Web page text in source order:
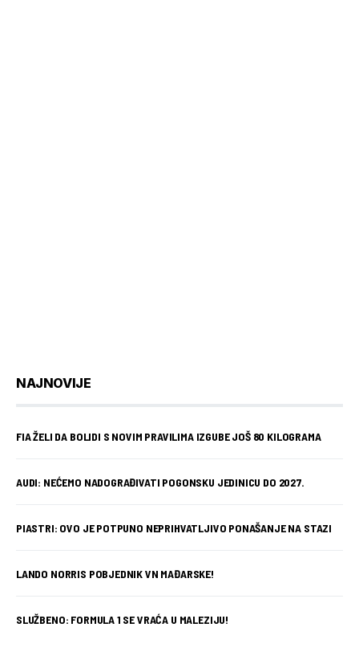
NAJNOVIJE
FIA ŽELI DA BOLIDI S NOVIM PRAVILIMA IZGUBE JOŠ 80 KILOGRAMA
AUDI: NEĆEMO NADOGRAĐIVATI POGONSKU JEDINICU DO 2027.
PIASTRI: OVO JE POTPUNO NEPRIHVATLJIVO PONAŠANJE NA STAZI
LANDO NORRIS POBJEDNIK VN MAĐARSKE!
SLUŽBENO: FORMULA 1 SE VRAĆA U MALEZIJU!